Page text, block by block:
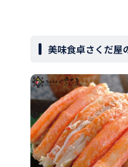
美味食卓さくだ屋